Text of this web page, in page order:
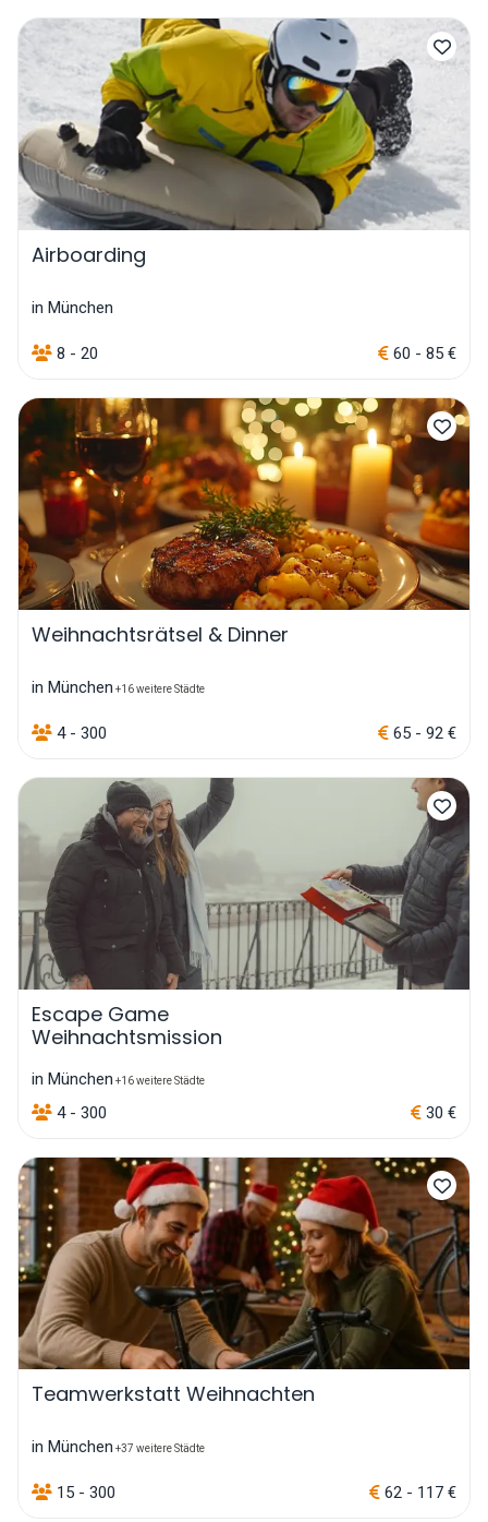
Airboarding
in München
8 - 20 60 - 85 €
Weihnachtsrätsel & Dinner
in München +16 weitere Städte
4 - 300 65 - 92 €
Escape Game
Weihnachtsmission
in München +16 weitere Städte
4 - 300 30 €
Teamwerkstatt Weihnachten
in München +37 weitere Städte
15 - 300 62 - 117 €